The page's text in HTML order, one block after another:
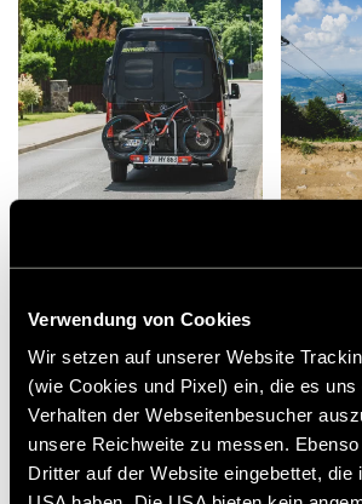
Verwendung von Cookies
Wir setzen auf unserer Website
(wie Cookies und Pixel) ein, die es
Verhalten der Webseitenbesucher
unsere Reichweite zu messen.
Dritter auf der Website eingebettet, die